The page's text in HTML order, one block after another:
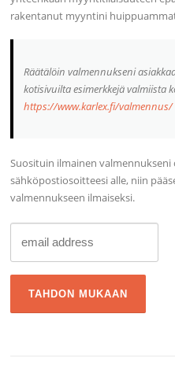
rakentanut myyntini
Räätälöin valmennukseni
kotisivuilta esimerkkejä valmiista
https://www.karlex.fi/valmennus/
Suosituin ilmainen
sähköpostiosoitteesi alle, niin
valmennukseen ilmaiseksi.